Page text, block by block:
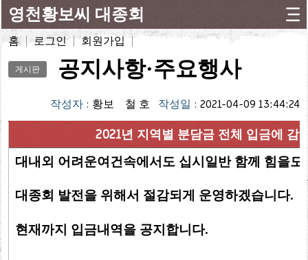
영천황보씨 대종회
홈 로그인 회원가입
게시판 공지사항·주요행사
작성자 : 황보 철 호 작성일 : 2021-04-09 13:44:24
2021년 지역별 분담금 전체 입금에 감
대내외 어려운여건속에서도 십시일반 함께 힘을
대종회 발전을 위해서 절감되게 운영하겠습니다.
현재까지 입금내역을 공지합니다.